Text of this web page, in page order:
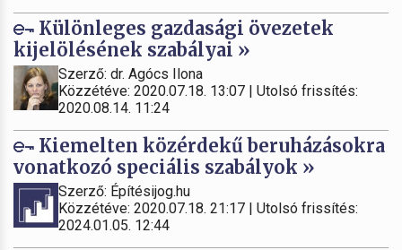
Különleges gazdasági övezetek
kijelölésének szabályai »
Szerző: dr. Agócs Ilona
Közzétéve: 2020.07.18. 13:07 | Utolsó frissítés:
2020.08.14. 11:24
Kiemelten közérdekű beruházásokra
vonatkozó speciális szabályok »
Szerző: Építésijog.hu
Közzétéve: 2020.07.18. 21:17 | Utolsó frissítés:
2024.01.05. 12:44